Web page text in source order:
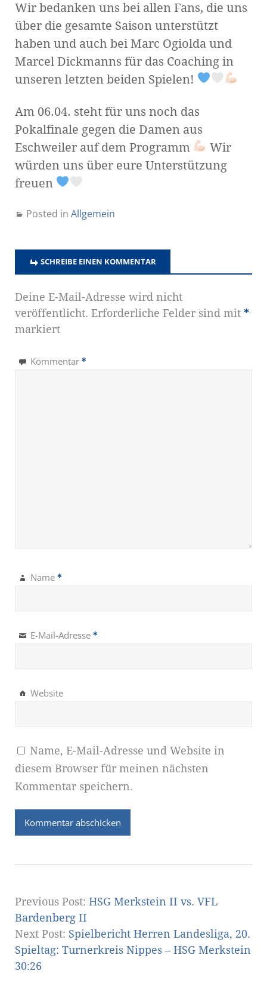
Wir bedanken uns bei allen Fans, die uns
über die gesamte Saison unterstützt
haben und auch bei Marc Ogiolda und
Marcel Dickmanns für das Coaching in
unseren letzten beiden Spielen!
Am 06.04. steht für uns noch das
Pokalfinale gegen die Damen aus
Eschweiler auf dem Programm
Wir
würden uns über eure Unterstützung
freuen
Posted in Allgemein
SCHREIBE EINEN KOMMENTAR
Deine E-Mail-Adresse wird nicht
veröffentlicht. Erforderliche Felder sind mit *
markiert
Kommentar *
Name *
E-Mail-Adresse *
Website
Name, E-Mail-Adresse und Website in
diesem Browser für meinen nächsten
Kommentar speichern.
Previous Post: HSG Merkstein II vs. VFL
Bardenberg II
Next Post: Spielbericht Herren Landesliga, 20.
Spieltag: Turnerkreis Nippes – HSG Merkstein
30:26